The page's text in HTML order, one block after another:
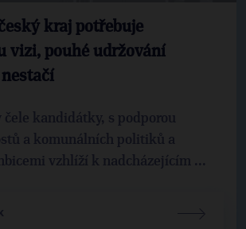
kraj potřebuje
vizi, pouhé udržování
čele kandidátky, s podporou
a komunálních politiků a
vzhlíží k nadcházejícím ...